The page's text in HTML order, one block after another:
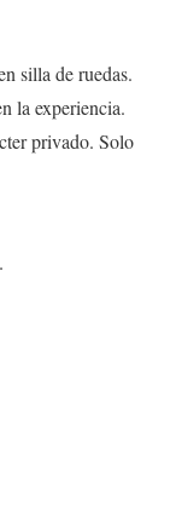
silla de ruedas.
la experiencia.
privado. Solo